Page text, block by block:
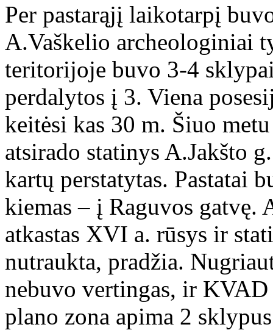
Per pastarąjį laikotarpį
A.Vaškelio archeologiniai
teritorijoje buvo 3-4
perdalytos į 3. Viena
keitėsi kas 30 m. Šiuo
atsirado statinys A.Jakšto
kartų perstatytas. Pastatai
kiemas – į Raguvos
atkastas XVI a. rūsys ir
nutraukta, pradžia.
nebuvo vertingas, ir
plano zona apima 2